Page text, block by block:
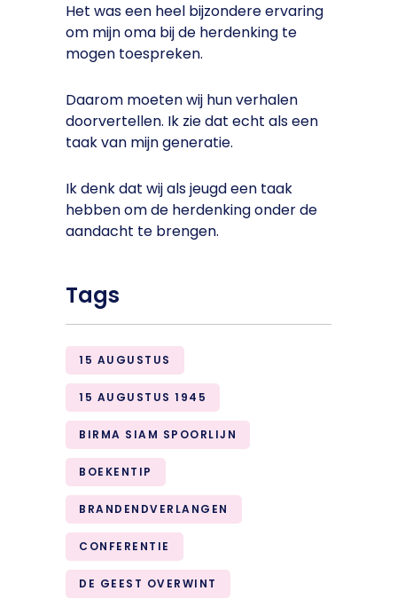
Het was een heel bijzondere ervaring
om mijn oma bij de herdenking te
mogen toespreken.
Daarom moeten wij hun verhalen
doorvertellen. Ik zie dat echt als een
taak van mijn generatie.
Ik denk dat wij als jeugd een taak
hebben om de herdenking onder de
aandacht te brengen.
Tags
15 AUGUSTUS
15 AUGUSTUS 1945
BIRMA SIAM SPOORLIJN
BOEKENTIP
BRANDENDVERLANGEN
CONFERENTIE
DE GEEST OVERWINT